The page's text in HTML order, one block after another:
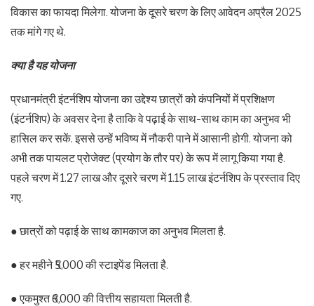
विकास का फायदा मिलेगा. योजना के दूसरे चरण के लिए आवेदन अप्रैल 2025
तक मांगे गए थे.
क्या है यह योजना
प्रधानमंत्री इंटर्नशिप योजना का उद्देश्य छात्रों को कंपनियों में प्रशिक्षण
(इंटर्नशिप) के अवसर देना है ताकि वे पढ़ाई के साथ-साथ काम का अनुभव भी
हासिल कर सकें. इससे उन्हें भविष्य में नौकरी पाने में आसानी होगी. योजना को
अभी तक पायलट प्रोजेक्ट (प्रयोग के तौर पर) के रूप में लागू किया गया है.
पहले चरण में 1.27 लाख और दूसरे चरण में 1.15 लाख इंटर्नशिप के प्रस्ताव दिए
गए.
● छात्रों को पढ़ाई के साथ कामकाज का अनुभव मिलता है.
● हर महीने ₹5,000 की स्टाइपेंड मिलता है.
● एकमुश्त ₹6,000 की वित्तीय सहायता मिलती है.